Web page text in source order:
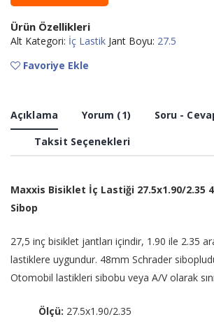
Ürün Özellikleri
Alt Kategori: İç Lastik Jant Boyu: 27.5
Favoriye Ekle
Açıklama Yorum (1)
Soru -
Taksit Seçenekleri
Maxxis Bisiklet İç Lastiği 27.5x1.90/2.35
Sibop
27,5 inç bisiklet jantları içindir, 1.90 ile 2.35
lastiklere uygundur. 48mm Schrader
Otomobil lastikleri sibobu veya A/V olarak
Ölçü: 27.5x1.90/2.35